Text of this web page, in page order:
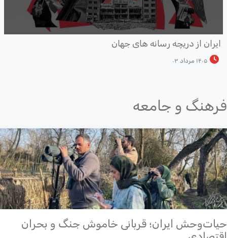
از دریچه رسانه های جهان
۱۴۰۵ مرداد ۰۳
و جامعه
ایران؛ قربانی خاموش جنگ و بحران